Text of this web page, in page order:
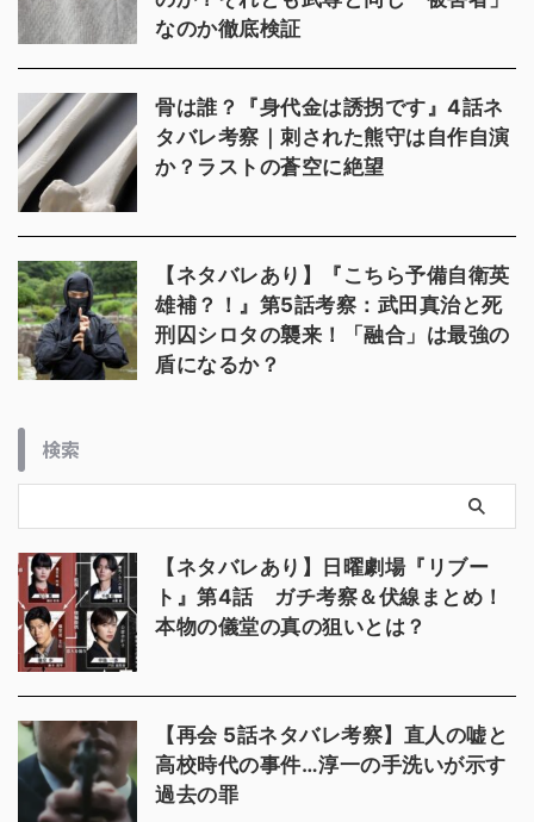
なのか徹底検証
骨は誰？『身代金は誘拐です』4話ネ
タバレ考察｜刺された熊守は自作自演
か？ラストの蒼空に絶望
【ネタバレあり】『こちら予備自衛英
雄補？！』第5話考察：武田真治と死
刑囚シロタの襲来！「融合」は最強の
盾になるか？
検索
【ネタバレあり】日曜劇場『リブー
ト』第4話 ガチ考察＆伏線まとめ！
本物の儀堂の真の狙いとは？
【再会 5話ネタバレ考察】直人の嘘と
高校時代の事件…淳一の手洗いが示す
過去の罪